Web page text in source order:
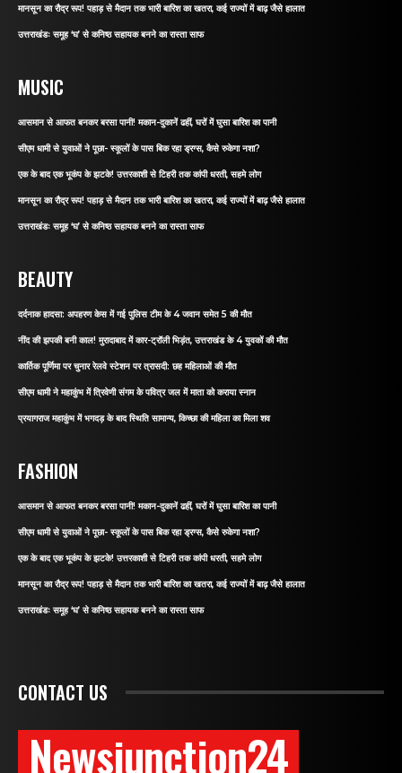
मानसून का रौद्र रूप! पहाड़ से मैदान तक भारी बारिश का खतरा, कई राज्यों में बाढ़ जैसे हालात
उत्तराखंडः समूह ‘घ’ से कनिष्ठ सहायक बनने का रास्ता साफ
MUSIC
आसमान से आफत बनकर बरसा पानी! मकान-दुकानें ढहीं, घरों में घुसा बारिश का पानी
सीएम धामी से युवाओं ने पूछा- स्कूलों के पास बिक रहा ड्रग्स, कैसे रुकेगा नशा?
एक के बाद एक भूकंप के झटके! उत्तरकाशी से टिहरी तक कांपी धरती, सहमे लोग
मानसून का रौद्र रूप! पहाड़ से मैदान तक भारी बारिश का खतरा, कई राज्यों में बाढ़ जैसे हालात
उत्तराखंडः समूह ‘घ’ से कनिष्ठ सहायक बनने का रास्ता साफ
BEAUTY
दर्दनाक हादसा: अपहरण केस में गई पुलिस टीम के 4 जवान समेत 5 की मौत
नींद की झपकी बनी काल! मुरादाबाद में कार-ट्रॉली भिड़ंत, उत्तराखंड के 4 युवकों की मौत
कार्तिक पूर्णिमा पर चुनार रेलवे स्टेशन पर त्रासदी: छह महिलाओं की मौत
सीएम धामी ने महाकुंभ में त्रिवेणी संगम के पवित्र जल में माता को कराया स्नान
प्रयागराज महाकुंभ में भगदड़ के बाद स्थिति सामान्य, किच्छा की महिला का मिला शव
FASHION
आसमान से आफत बनकर बरसा पानी! मकान-दुकानें ढहीं, घरों में घुसा बारिश का पानी
सीएम धामी से युवाओं ने पूछा- स्कूलों के पास बिक रहा ड्रग्स, कैसे रुकेगा नशा?
एक के बाद एक भूकंप के झटके! उत्तरकाशी से टिहरी तक कांपी धरती, सहमे लोग
मानसून का रौद्र रूप! पहाड़ से मैदान तक भारी बारिश का खतरा, कई राज्यों में बाढ़ जैसे हालात
उत्तराखंडः समूह ‘घ’ से कनिष्ठ सहायक बनने का रास्ता साफ
CONTACT US
Newsjunction24